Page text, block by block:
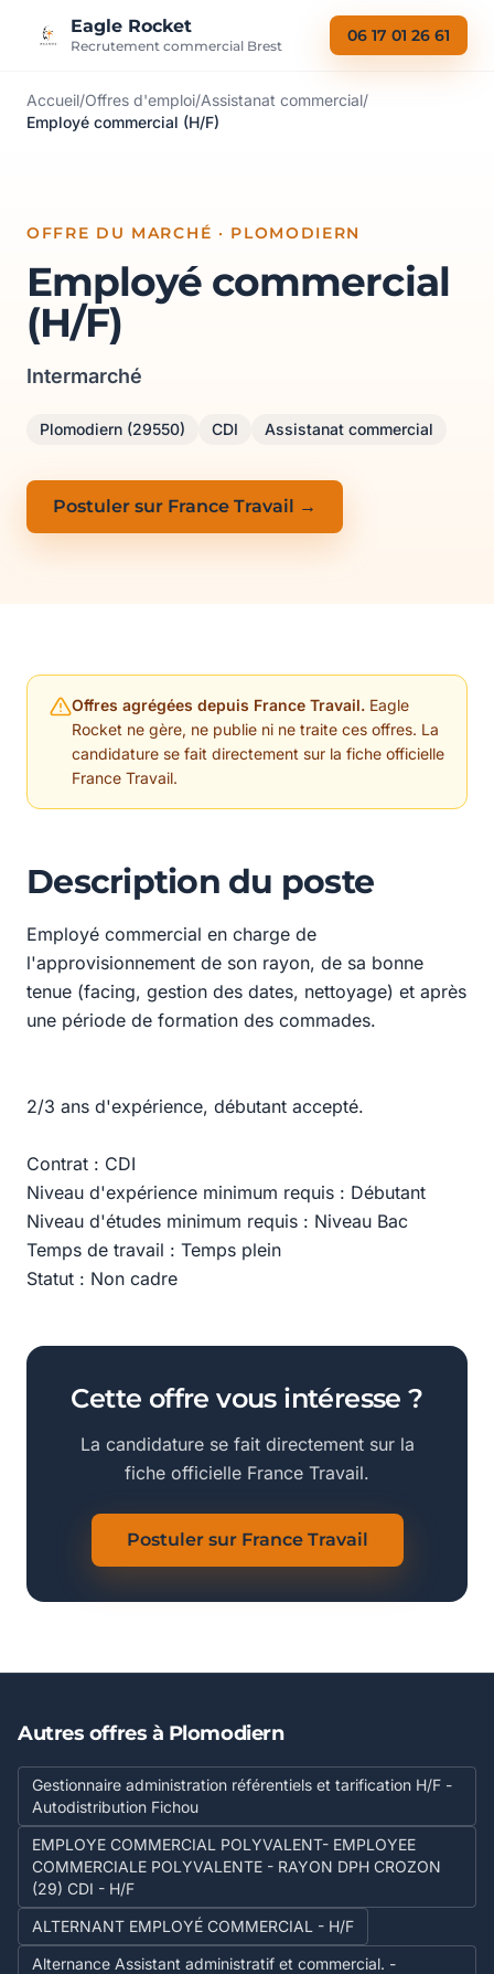
Eagle Rocket
Recrutement commercial Brest
06 17 01 26 61
Accueil/Offres d'emploi/Assistanat commercial/
Employé commercial (H/F)
OFFRE DU MARCHÉ · PLOMODIERN
Employé commercial
(H/F)
Intermarché
Plomodiern (29550) CDI Assistanat commercial
Postuler sur France Travail →
Offres agrégées depuis France Travail. Eagle
Rocket ne gère, ne publie ni ne traite ces offres. La
candidature se fait directement sur la fiche officielle
France Travail.
Description du poste
Employé commercial en charge de
l'approvisionnement de son rayon, de sa bonne
tenue (facing, gestion des dates, nettoyage) et après
une période de formation des commades.
2/3 ans d'expérience, débutant accepté.
Contrat : CDI
Niveau d'expérience minimum requis : Débutant
Niveau d'études minimum requis : Niveau Bac
Temps de travail : Temps plein
Statut : Non cadre
Cette offre vous intéresse ?
La candidature se fait directement sur la
fiche officielle France Travail.
Postuler sur France Travail
Autres offres à Plomodiern
Gestionnaire administration référentiels et tarification H/F -
Autodistribution Fichou
EMPLOYE COMMERCIAL POLYVALENT- EMPLOYEE
COMMERCIALE POLYVALENTE - RAYON DPH CROZON
(29) CDI - H/F
ALTERNANT EMPLOYÉ COMMERCIAL - H/F
Alternance Assistant administratif et commercial. -